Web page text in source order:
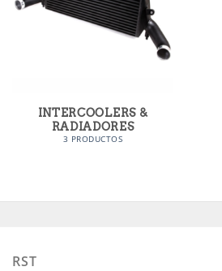
INTERCOOLERS &
RADIADORES
3 PRODUCTOS
RST